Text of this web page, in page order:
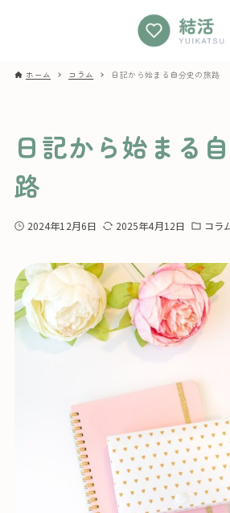
ホーム コラム 日記から始まる自分史の旅路
日記から始まる
路
2024年12月6日 2025年4月12日 コラ